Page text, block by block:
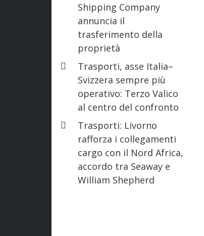
Shipping Company
annuncia il
trasferimento della
proprietà
Trasporti, asse Italia–
Svizzera sempre più
operativo: Terzo Valico
al centro del confronto
Trasporti: Livorno
rafforza i collegamenti
cargo con il Nord Africa,
accordo tra Seaway e
William Shepherd